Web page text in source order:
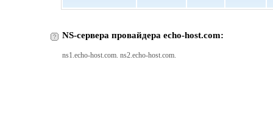
NS-сервера провайдера echo-host.com:
ns1.echo-host.com. ns2.echo-host.com.